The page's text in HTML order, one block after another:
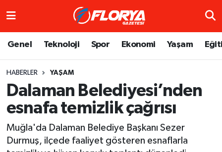
Genel Teknoloji Spor Ekonomi Yaşam
HABERLER YAŞAM
Dalaman Belediyesi’nden
esnafa temizlik çağrısı
Muğla'da Dalaman Belediye Başkanı Sezer
Durmuş, ilçede faaliyet gösteren esnaflarla
Trafik Durumu
Süper Lig Puan Durumu ve Fikstür
Tüm Manşetler
Son Dakika Haberleri